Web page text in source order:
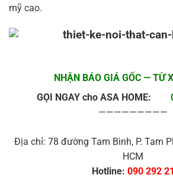
mỹ cao.
NHẬN BÁO GIÁ GỐC — TỪ
GỌI NGAY cho ASA HOME:
—————————
Địa chỉ: 78 đường Tam Bình, P. Tam
HCM
Hotline: 090 292